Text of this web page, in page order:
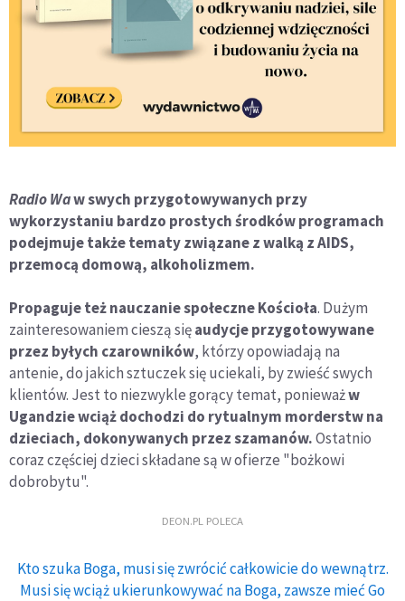
Radio Waw swych przygotowywanych przy
wykorzystaniu bardzo prostych środków programach
podejmuje także tematy związane z walką z AIDS,
przemocą domową, alkoholizmem.
Propaguje też nauczanie społeczne Kościoła. Dużym
zainteresowaniem cieszą sięaudycje przygotowywane
przez byłych czarowników, którzy opowiadają na
antenie, do jakich sztuczek się uciekali, by zwieść swych
klientów. Jest to niezwykle gorący temat, ponieważw
Ugandzie wciąż dochodzi do rytualnym morderstw na
dzieciach, dokonywanych przez szamanów.Ostatnio
coraz częściej dzieci składane są w ofierze "bożkowi
dobrobytu".
DEON.PL POLECA
Kto szuka Boga, musi się zwrócić całkowicie do wewnątrz.
Musi się wciąż ukierunkowywać na Boga, zawsze mieć Go